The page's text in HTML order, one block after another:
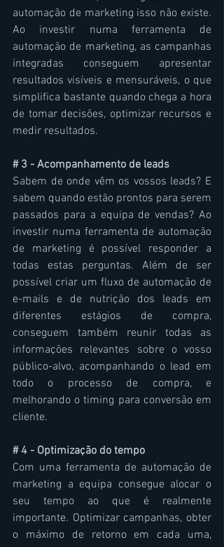
automação de marketing isso não existe.
Ao investir numa ferramenta de
automação de marketing, as campanhas
integradas conseguem apresentar
resultados visíveis e mensuráveis, o que
simplifica bastante quando chega a hora
de tomar decisões, optimizar recursos e
medir resultados.
# 3 - Acompanhamento de leads
Sabem de onde vêm os vossos leads? E
sabem quando estão prontos para serem
passados para a equipa de vendas? Ao
investir numa ferramenta de automação
de marketing é possível responder a
todas estas perguntas. Além de ser
possível criar um fluxo de automação de
e-mails e de nutrição dos leads em
diferentes estágios de compra,
conseguem também reunir todas as
informações relevantes sobre o vosso
público-alvo, acompanhando o lead em
todo o processo de compra, e
melhorando o timing para conversão em
cliente.
# 4 - Optimização do tempo
Com uma ferramenta de automação de
marketing a equipa consegue alocar o
seu tempo ao que é realmente
importante. Optimizar campanhas, obter
o máximo de retorno em cada uma,